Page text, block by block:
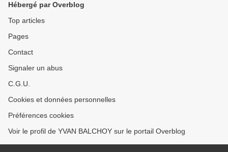
Hébergé par Overblog
Top articles
Pages
Contact
Signaler un abus
C.G.U.
Cookies et données personnelles
Préférences cookies
Voir le profil de YVAN BALCHOY sur le portail Overblog